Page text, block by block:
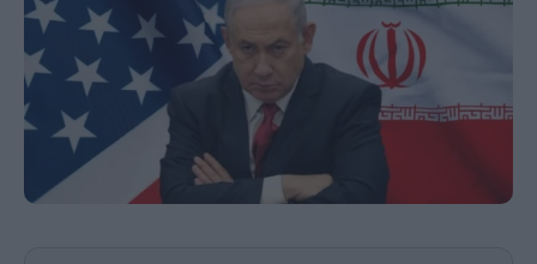
Winners
&
Losers
θετικά
Rumors
ESG